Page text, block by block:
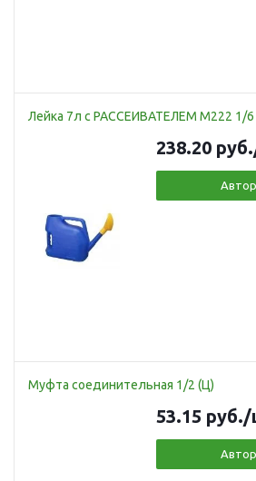
Лейка 7л с РАССЕИВАТЕЛЕМ М222 1/6
238.20 руб.
Муфта соединительная 1/2 (Ц)
53.15 руб./